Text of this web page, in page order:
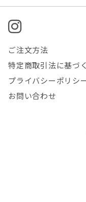
ご注文方法
特定商取引法に基づ
プライバシーポリシ
お問い合わせ